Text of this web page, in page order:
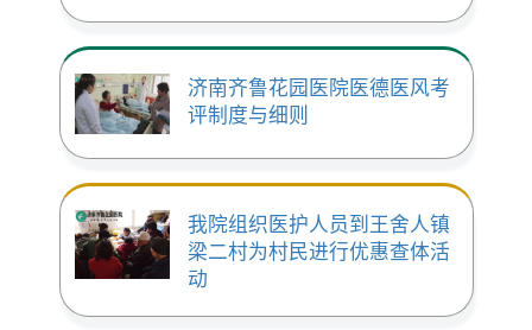
济南齐鲁花园医院医德医风考
评制度与细则
我院组织医护人员到王舍人镇
梁二村为村民进行优惠查体活
动